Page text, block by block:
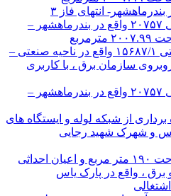
انتهای فاز ۳
فروش زمین تجاری به پلاک ثبتی ۲۰۷۵۷ واقع در بندرماهشهر –
فروش ملک دو طبقه به پلاک ثبتی ۱۵۶۸۷/۱ واقع در ناحیه صنعتی –
سازمان برق ، با کاربری
فروش زمین تجاری به پلاک ثبتی ۲۰۷۵۷ واقع در بندرماهشهر –
از شبکه لوله و ایستگاه های
و شهرک شهید رجایی
اجاره یک باب ساختمان به مساحت ۱۹۰ متر مربع و اعیان احداثی
برق ، واقع در پارک یاس